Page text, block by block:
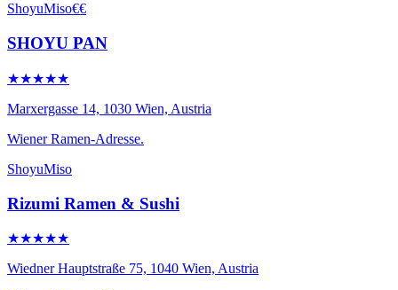
ShoyuMiso€€
SHOYU PAN
★★★★★
Marxergasse 14, 1030 Wien, Austria
Wiener Ramen-Adresse.
ShoyuMiso
Rizumi Ramen & Sushi
★★★★★
Wiedner Hauptstraße 75, 1040 Wien, Austria